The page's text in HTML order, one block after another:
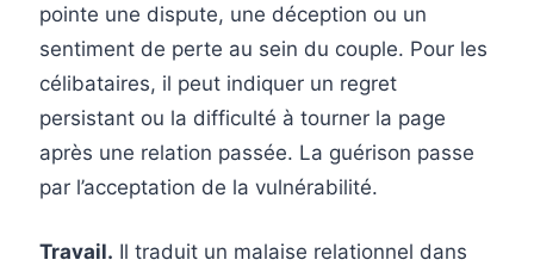
pointe une dispute, une déception ou un
sentiment de perte au sein du couple. Pour les
célibataires, il peut indiquer un regret
persistant ou la difficulté à tourner la page
après une relation passée. La guérison passe
par l’acceptation de la vulnérabilité.
Travail. Il traduit un malaise relationnel dans